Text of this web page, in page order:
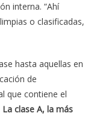
interna. “Ahí
o clasificadas,
hasta aquellas en
de
que contiene el
La clase A, la más